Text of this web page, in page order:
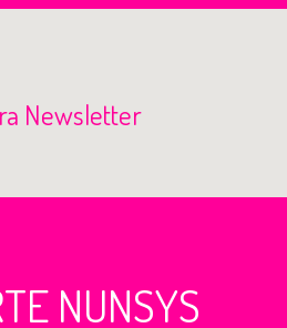
Newsletter
NUNSYS